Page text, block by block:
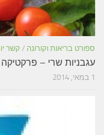
ספורט בריאות וקורונה / קשר
עגבניות שרי –
1 במאי, 2014